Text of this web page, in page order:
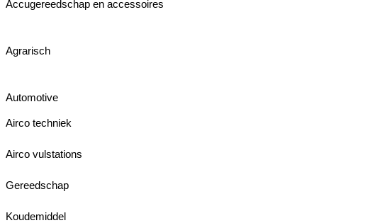
Accugereedschap en accessoires
Agrarisch
Automotive
Airco techniek
Airco vulstations
Gereedschap
Koudemiddel